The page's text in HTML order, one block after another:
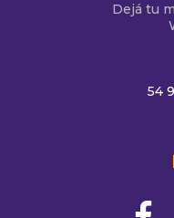
Dejá tu
54